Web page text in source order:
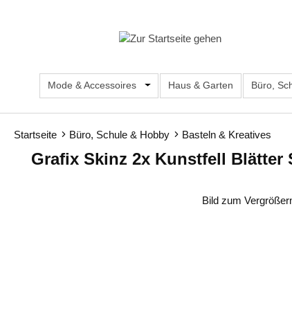
Mode & Accessoires Öffne oder Schließe das
Haus & Garten Büro,
Startseite Büro, Schule & Hobby Basteln & Kreatives
Grafix Skinz 2x Kunstfell Blätter
Bild zum